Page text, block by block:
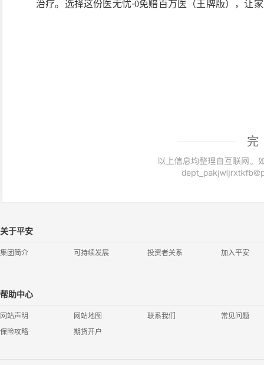
治疗。选择这份医无忧·0免赔百万医（王牌版），让
完
关于平安
集团简介 可持续发展 投资者关系 加入平安
帮助中心
网站声明 网站地图 联系我们
常见问题
保险攻略
期货开户